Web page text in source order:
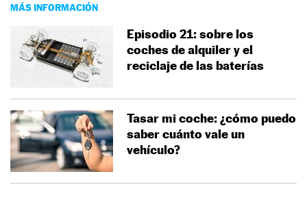
MÁS INFORMACIÓN
Episodio 21: sobre los
coches de alquiler y el
reciclaje de las baterías
Tasar mi coche: ¿cómo puedo
saber cuánto vale un
vehículo?